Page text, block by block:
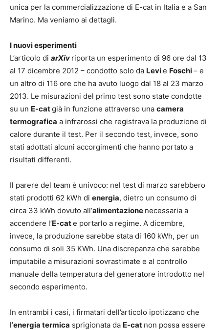
unica per la commercializzazione di E-cat in Italia e a San
Marino. Ma veniamo ai dettagli.
I nuovi esperimenti
L’articolo di arXiv riporta un esperimento di 96 ore dal 13
al 17 dicembre 2012 – condotto solo da Levie Foschi– e
un altro di 116 ore che ha avuto luogo dal 18 al 23 marzo
2013. Le misurazioni del primo test sono state condotte
su un E-catgià in funzione attraverso una camera
termografica a infrarossi che registrava la produzione di
calore durante il test. Per il secondo test, invece, sono
stati adottati alcuni accorgimenti che hanno portato a
risultati differenti.
Il parere del team è univoco: nel test di marzo sarebbero
stati prodotti 62 kWh di energia, dietro un consumo di
circa 33 kWh dovuto all’alimentazione necessaria a
accendere l’E-cate portarlo a regime. A dicembre,
invece, la produzione sarebbe stata di 160 kWh, per un
consumo di soli 35 KWh. Una discrepanza che sarebbe
imputabile a misurazioni sovrastimate e al controllo
manuale della temperatura del generatore introdotto nel
secondo esperimento.
In entrambi i casi, i firmatari dell’articolo ipotizzano che
l’energia termica sprigionata da E-cat non possa essere